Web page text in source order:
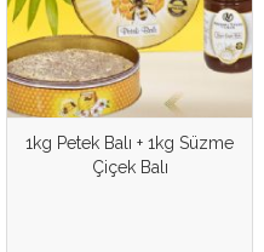
1kg Petek Balı + 1kg Süzme
Çiçek Balı